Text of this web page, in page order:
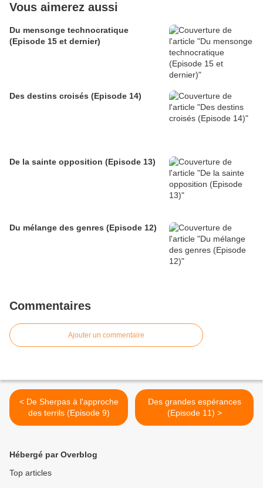
Vous aimerez aussi
Du mensonge technocratique
(Episode 15 et dernier)
Des destins croisés (Episode 14)
De la sainte opposition (Episode 13)
Du mélange des genres (Episode 12)
Commentaires
Ajouter un commentaire
< De Sherpas à l'approche
des terrils (Episode 9)
Des grandes espérances
(Episode 11) >
Hébergé par Overblog
Top articles